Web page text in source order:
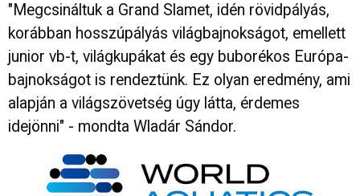
"Megcsináltuk a Grand Slamet, idén rövidpályás,
korábban hosszúpályás világbajnokságot, emellett
junior vb-t, világkupákat és egy buborékos Európa-
bajnokságot is rendeztünk. Ez olyan eredmény, ami
alapján a világszövetség úgy látta, érdemes
idejönni" - mondta Wladár Sándor.